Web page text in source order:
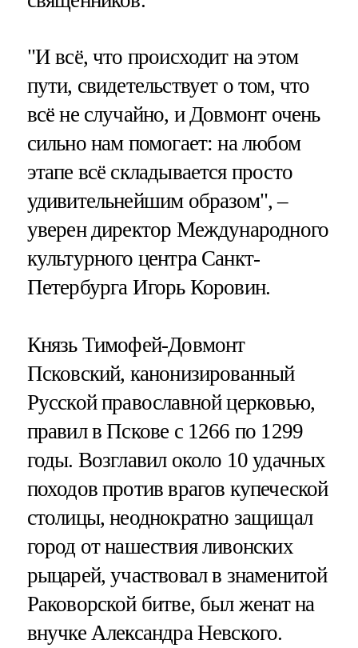
"И всё, что происходит на этом
пути, свидетельствует о том, что
всё не случайно, и Довмонт очень
сильно нам помогает: на любом
этапе всё складывается просто
удивительнейшим образом", –
уверен директор Международного
культурного центра Санкт-
Петербурга Игорь Коровин.
Князь Тимофей-Довмонт
Псковский, канонизированный
Русской православной церковью,
правил в Пскове с 1266 по 1299
годы. Возглавил около 10 удачных
походов против врагов купеческой
столицы, неоднократно защищал
город от нашествия ливонских
рыцарей, участвовал в знаменитой
Раковорской битве, был женат на
внучке Александра Невского.